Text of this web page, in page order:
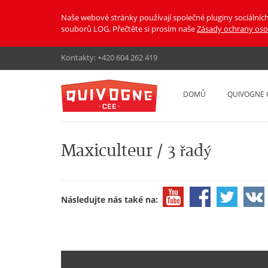
Naše webové stránky používají společné pluginy
souborů LOG. Přečtěte si prosím našeZásady ochrany
Kontakty:+420 604 262 419
DOMŮ QUIVOGNE
Maxiculteur / 3 řadý
Následujte nás také na: